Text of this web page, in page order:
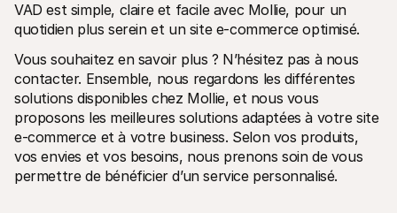
VAD est simple, claire et facile avec Mollie, pour un
quotidien plus serein et un site e-commerce optimisé.
Vous souhaitez en savoir plus ? N’hésitez pas à nous
contacter. Ensemble, nous regardons les différentes
solutions disponibles chez Mollie, et nous vous
proposons les meilleures solutions adaptées à votre site
e-commerce et à votre business. Selon vos produits,
vos envies et vos besoins, nous prenons soin de vous
permettre de bénéficier d’un service personnalisé.